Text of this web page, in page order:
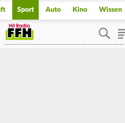
Sport Auto Kino Wissen